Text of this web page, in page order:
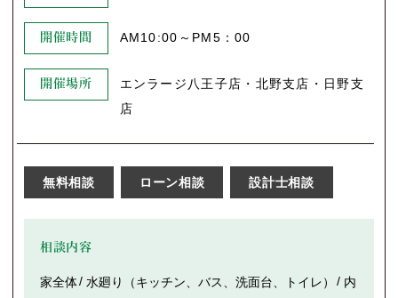
開催時間 AM10:00～PM5：00
開催場所
エンラージ八王子店・北野支店・日野支
店
無料相談 ローン相談 設計士相談
相談内容
家全体 水廻り（キッチン、バス、洗面台、トイレ）
内